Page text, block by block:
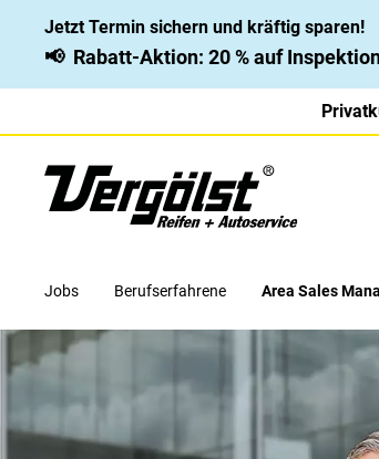
Jetzt Termin sichern und kräftig sparen!
📢 Rabatt-Aktion: 20 % auf
Jobs Berufserfahrene Area Sales